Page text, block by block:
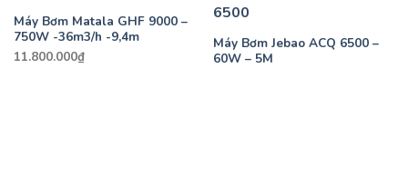
Máy Bơm Matala GHF 9000 –
750W -36m3/h -9,4m
11.800.000₫
Máy Bơm Jebao ACQ 6500 –
60W – 5M